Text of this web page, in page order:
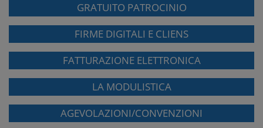
GRATUITO PATROCINIO
FIRME DIGITALI E CLIENS
FATTURAZIONE ELETTRONICA
LA MODULISTICA
AGEVOLAZIONI/CONVENZIONI